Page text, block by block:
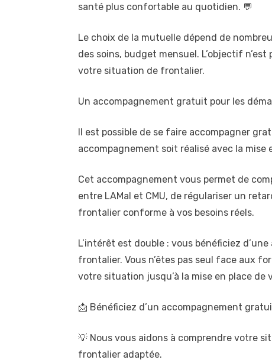
santé plus confortable au quotidien. 💬
Le choix de la mutuelle dépend de
des soins, budget mensuel. L’objectif
votre situation de frontalier.
Un accompagnement gratuit pour les
Il est possible de se faire accompagner
accompagnement soit réalisé avec la
Cet accompagnement vous permet de
entre LAMal et CMU, de régulariser un
frontalier conforme à vos besoins réels.
L’intérêt est double : vous bénéficiez
frontalier. Vous n’êtes pas seul face aux
votre situation jusqu’à la mise en place de
📩 Bénéficiez d’un accompagnement
💡 Nous vous aidons à comprendre votre
frontalier adaptée.